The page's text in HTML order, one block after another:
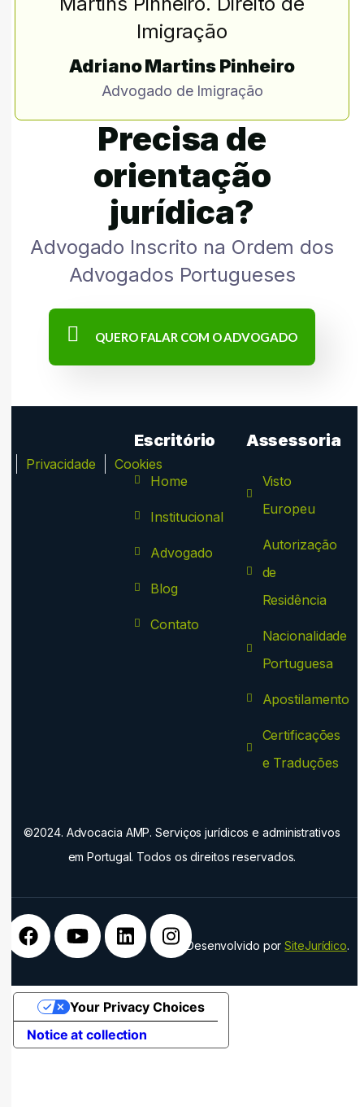
Adriano Martins Pinheiro
Advogado de Imigração
Precisa de
orientação
jurídica?
Advogado Inscrito na Ordem dos
Advogados Portugueses
QUERO FALAR COM O ADVOGADO
Privacidade Cookies
Escritório
Home
Institucional
Advogado
Blog
Contato
Assessoria
Visto
Europeu
Autorização
de
Residência
Nacionalidade
Portuguesa
Apostilamento
Certificações
e Traduções
©2024. Advocacia AMP. Serviços jurídicos e administrativos
em Portugal. Todos os direitos reservados.
Desenvolvido porSiteJurídico.
Notice at collection
Your Privacy Choices